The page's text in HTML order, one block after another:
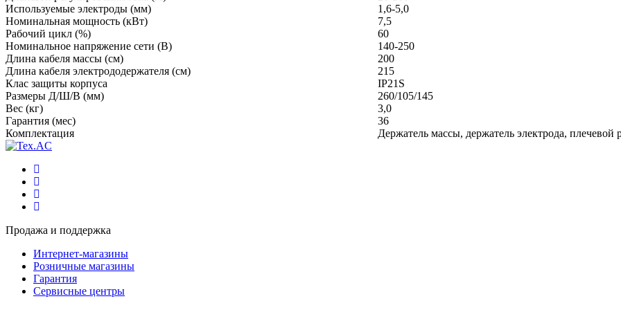
Используемые электроды (мм)
1,6-5,0
Номинальная мощность (кВт)
7,5
Рабочий цикл (%)
60
Номинальное напряжение сети (В)
140-250
Длина кабеля массы (см)
200
Длина кабеля электрододержателя (см)
215
Клас защиты корпуса
IP21S
Размеры Д/Ш/В (мм)
260/105/145
Вес (кг)
3,0
Гарантия (мес)
36
Комплектация
Держатель массы, держатель электрода, плечевой
Продажа и поддержка
Интернет-магазины
Розничные магазины
Гарантия
Сервисные центры